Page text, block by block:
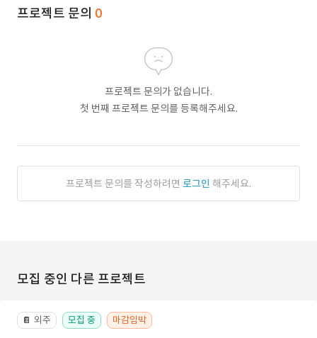
프로젝트 문의 0
프로젝트 문의가 없습니다.
첫 번째 프로젝트 문의를 등록해주세요.
프로젝트 문의를 작성하려면 로그인 해주세요.
모집 중인 다른 프로젝트
📔 외주 모집 중 마감임박